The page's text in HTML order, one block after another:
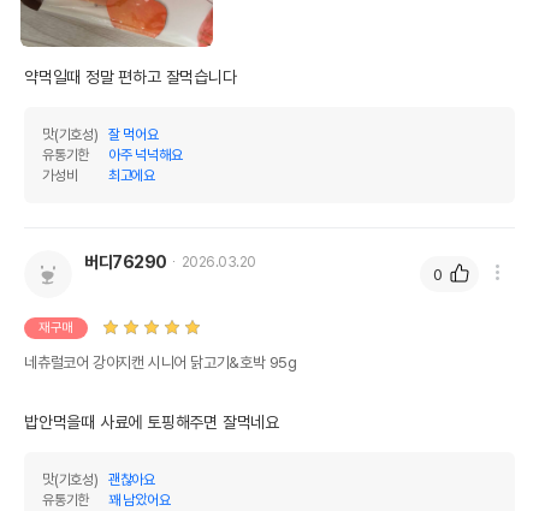
약먹일때 정말 편하고 잘먹습니다
맛(기호성)
잘 먹어요
유통기한
아주 넉넉해요
가성비
최고에요
버디76290 2026.03.20
재구매
네츄럴코어 강아지캔 시니어 닭고기&호박 95g
밥안먹을때 사료에 토핑해주면 잘먹네요
맛(기호성)
괜찮아요
유통기한
꽤 남았어요
0